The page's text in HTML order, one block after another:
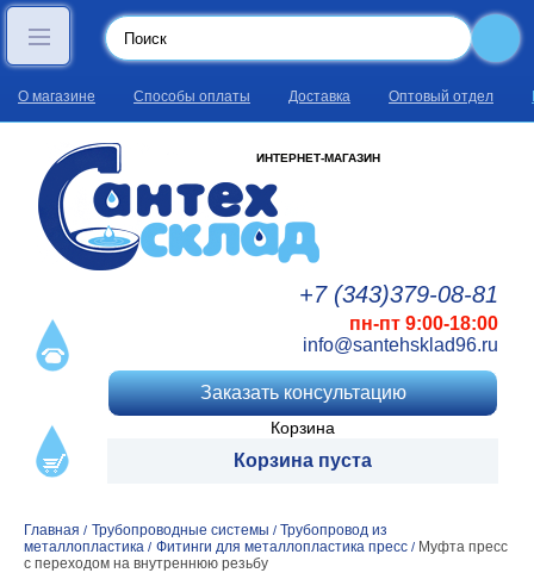
О магазине Способы оплаты Доставка Оптовый отдел
ИНТЕРНЕТ-МАГАЗИН
+7 (343)379-08-81
пн-пт 9:00-18:00
info@santehsklad96.ru
Заказать консультацию
Корзина
Корзина пуста
Главная / Трубопроводные системы / Трубопровод из
металлопластика / Фитинги для металлопластика пресс / Муфта пресс
с переходом на внутреннюю резьбу